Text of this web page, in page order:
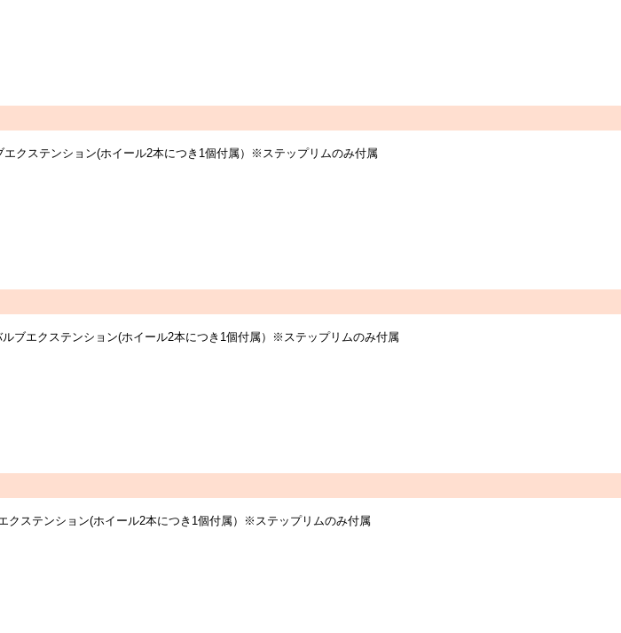
ステンション(ホイール2本につき1個付属）※ステップリムのみ付属
エクステンション(ホイール2本につき1個付属）※ステップリムのみ付属
ステンション(ホイール2本につき1個付属）※ステップリムのみ付属